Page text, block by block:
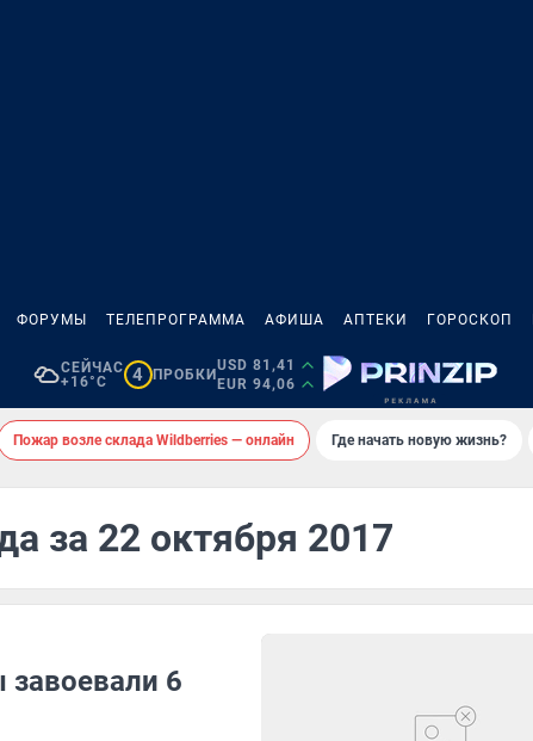
ФОРУМЫ ТЕЛЕПРОГРАММА АФИША АПТЕКИ ГОРОСКОП
СЕЙЧАС
+16°C
4 ПРОБКИ
USD 81,41
EUR 94,06
Пожар возле склада Wildberries — онлайн Где начать новую жизнь?
за 22 октября 2017
завоевали 6